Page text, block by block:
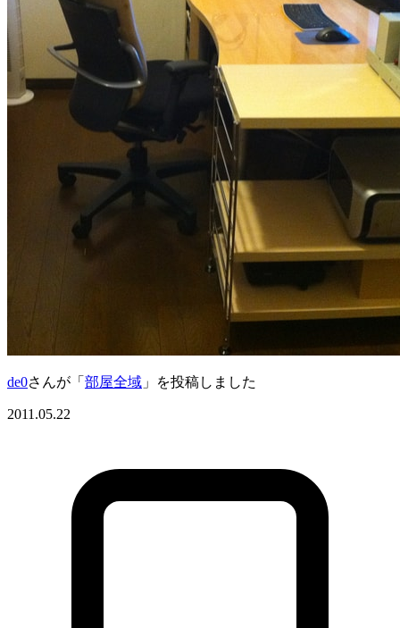
de0さんが「 部屋全域 」を投稿しました
2011.05.22